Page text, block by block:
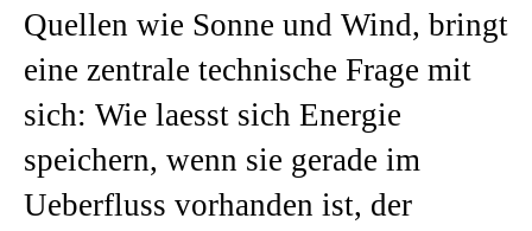
Quellen wie Sonne und Wind, bringt
eine zentrale technische Frage mit
sich: Wie laesst sich Energie
speichern, wenn sie gerade im
Ueberfluss vorhanden ist, der